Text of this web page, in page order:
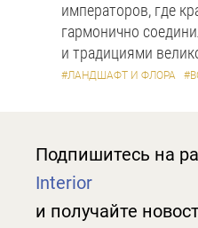
императоров, где
гармонично
и традициями
#ЛАНДШАФТ И ФЛОРА
Подпишитесь на
Interior
и получайте